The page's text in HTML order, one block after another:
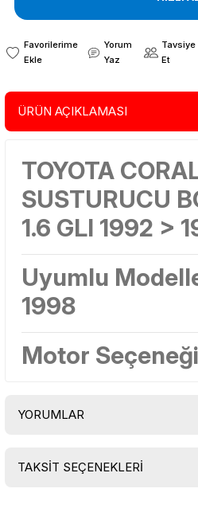
Yorum
Yaz
Tavsiye
Et
ÜRÜN AÇIKLAMASI
TOYOTA
SUSTURUCU
1.6 GLI 1992 >
Uyumlu
1998
Motor
YORUMLAR
TAKSİT SEÇENEKLERİ